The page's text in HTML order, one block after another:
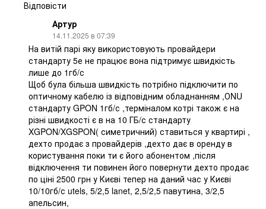
Відповісти
Артур
14.11.2025 в 07:39
На витій парі яку використовують провайдери
стандарту 5е не працює вона підтримує швидкість
лише до 1гб/с
Щоб була більша швидкість потрібно підключити по
оптичному кабелю із відповідним обладнанням ,ОNU
стандарту GPON 1гб/с ,терміналом котрі також є на
різні швидкості є в на 10 ГБ/с стандарту
XGPON/XGSPON( симетричний) ставиться у квартирі ,
дехто продає з провайдерів ,дехто дає в оренду в
користування поки ти є його абонентом ,після
відключення ти повинен його повернути дехто продає
по ціні 2500 грн у Києві тепер на даний час у Києві
10/10гб/с utels, 5/2,5 lanet, 2,5/2,5 павутина, 3/2,5
апельсин,